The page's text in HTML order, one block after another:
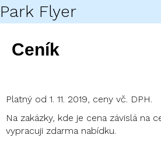
Park Flyer
Ceník
Platný od 1. 11. 2019, ceny vč. DPH.
Na zakázky, kde je cena závislá na
vypracuji zdarma nabídku.